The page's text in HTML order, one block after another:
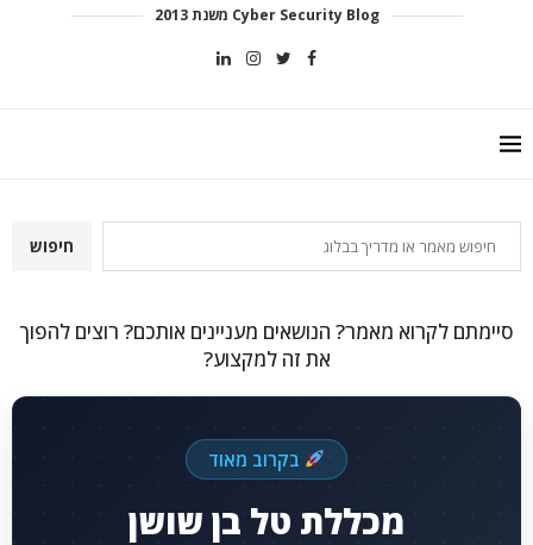
Cyber Security Blog משנת 2013
חיפוש
סיימתם לקרוא מאמר? הנושאים מעניינים אותכם? רוצים להפוך
את זה למקצוע?
בקרוב מאוד
מכללת טל בן שושן